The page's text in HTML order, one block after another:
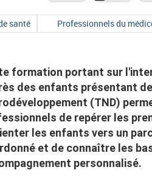
santé
Type
de
Professionnels du
formation portant sur
des enfants présentant
(TND)
de repérer les
les enfants vers un
et de connaître les
personnalisé.